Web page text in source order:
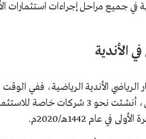
في جميع مراحل إجراءات استثمارات
الأندية
خاصة للاستثمار الرياضي، أنشئت
عام 1442هـ/2020م.